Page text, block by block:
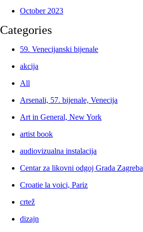
October 2023
Categories
59. Venecijanski bijenale
akcija
All
Arsenali, 57. bijenale, Venecija
Art in General, New York
artist book
audiovizualna instalacija
Centar za likovni odgoj Grada Zagreba
Croatie la voici, Pariz
crtež
dizajn